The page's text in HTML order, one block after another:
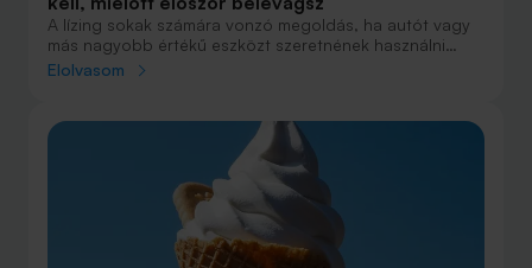
A lízing sokak számára vonzó megoldás, ha autót vagy
más nagyobb értékű eszközt szeretnének használni
anélkül, hogy azt egy összegben ki kellene fizetniük.
fogalmak közül, amelyekkel biztosan találkozol.
Elolvasom